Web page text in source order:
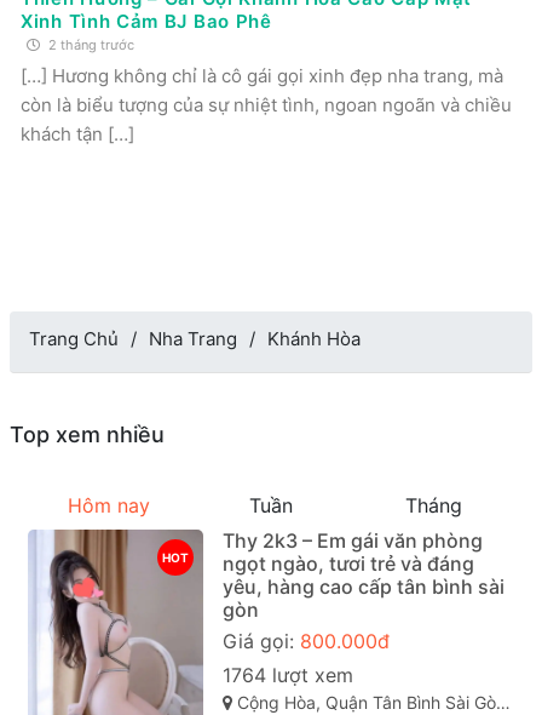
Xinh Tình Cảm BJ Bao Phê
2 tháng trước
[…] Hương không chỉ là cô gái gọi xinh đẹp nha trang, mà
còn là biểu tượng của sự nhiệt tình, ngoan ngoãn và chiều
khách tận […]
Trang Chủ Nha Trang Khánh Hòa
Top xem nhiều
Hôm nay Tuần Tháng
HOT
Thy 2k3 – Em gái văn phòng
ngọt ngào, tươi trẻ và đáng
yêu, hàng cao cấp tân bình sài
gòn
Giá gọi: 800.000đ
1764 lượt xem
Cộng Hòa, Quận Tân Bình Sài Gòn ( TP. Hồ Chí Minh )